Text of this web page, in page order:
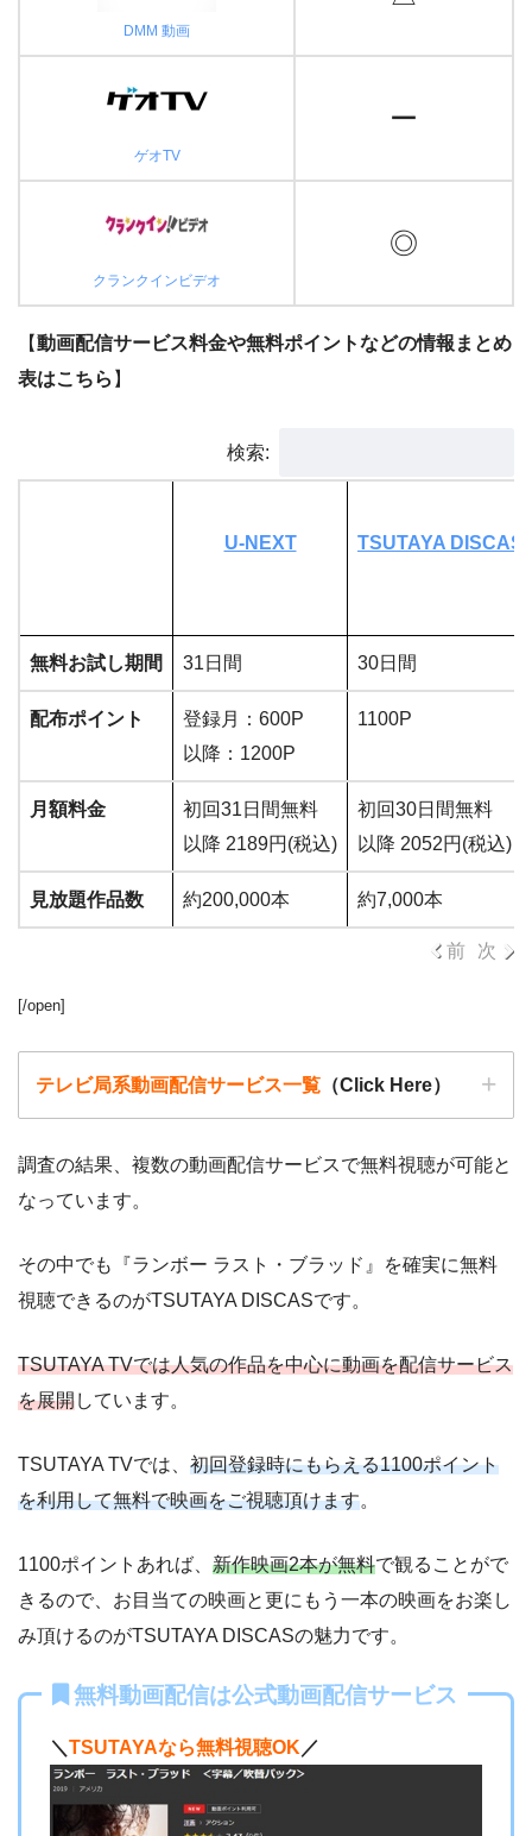
DMM 動画
ゲオTV
ー
クランクインビデオ
◎
【動画配信サービス料金や無料ポイントなどの情報まとめ
表はこちら 】
検索:
U-NEXT TSUTAYA DISCAS
無料お試し期間 31日間 30日間
配布ポイント
登録月：600P
以降：1200P
1100P
月額料金
初回31日間無料
以降 2189円(税込)
初回30日間無料
以降 2052円(税込)
見放題作品数 約200,000本 約7,000本
前 次
[/open]
テレビ局系動画配信サービス一覧 （Click Here）
動画配信サービ
ー
ー ー
ー ー ・視聴できません
テレ朝動画
ー ー ・視聴できません
調査の結果、複数の動画配信サービスで無料視聴が可能と
なっています。
その中でも『ランボー ラスト・ブラッド』を確実に無料
視聴できるのがTSUTAYA DISCASです。
TSUTAYA TVでは人気の作品を中心に動画を配信サービス
を展開しています。
TSUTAYA TVでは、 初回登録時にもらえる1100ポイント
を利用して無料で映画をご視聴頂けます。
1100ポイントあれば、 新作映画2本が無料で観ることがで
きるので、お目当ての映画と更にもう一本の映画をお楽し
み頂けるのがTSUTAYA DISCASの魅力です。
無料動画配信は公式動画配信サービス
＼TSUTAYAなら無料視聴OK／